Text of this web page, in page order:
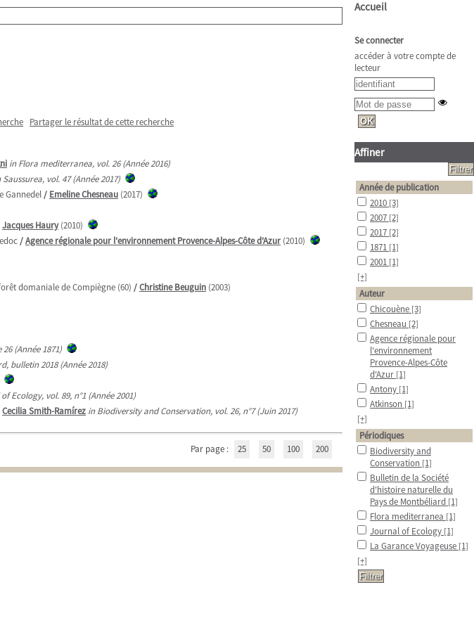
Partager le résultat de cette recherche
in Flora mediterranea, vol. 26 (Année 2016)
Saussurea, vol. 47 (Année 2017)
Gannedel/ Emeline Chesneau (2017)
Jacques Haury(2010)
/Agence régionale pour l'environnement Provence-Alpes-Côte d'Azur (2010)
domaniale de Compiègne (60) /Christine Beuguin (2003)
(Année 1871)
bulletin 2018 (Année 2018)
Ecology, vol. 89, n°1 (Année 2001)
Cecilia Smith-Ramírez in Biodiversity and Conservation, vol. 26, n°7 (Juin 2017)
Par page : 25 50 100 200
Accueil
Se connecter
accéder à votre compte de
lecteur
Affiner
Année de publication
2010 [3]
2007 [2]
2017 [2]
1871 [1]
2001 [1]
[+]
Auteur
Chicouène [3]
Chesneau [2]
Agence régionale pour
l'environnement
Provence-Alpes-Côte
d'Azur [1]
Antony [1]
Atkinson [1]
[+]
Périodiques
Biodiversity and
Conservation [1]
Bulletin de la Société
d'histoire naturelle du
Pays de Montbéliard [1]
Flora mediterranea [1]
Journal of Ecology [1]
La Garance Voyageuse [1]
[+]